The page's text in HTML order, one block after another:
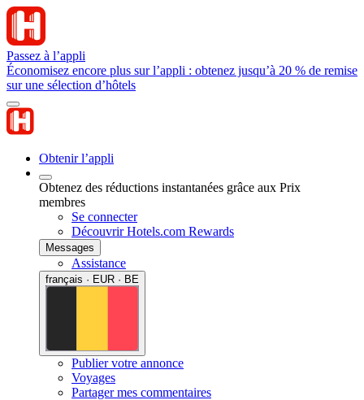
Passez à l’appli
Économisez encore plus sur l’appli : obtenez jusqu’à 20 % de remise
sur une sélection d’hôtels
Obtenir l’appli
Obtenez des réductions instantanées grâce aux Prix
membres
Se connecter
Découvrir Hotels.com Rewards
Messages
Assistance
français · EUR · BE
Publier votre annonce
Voyages
Partager mes commentaires